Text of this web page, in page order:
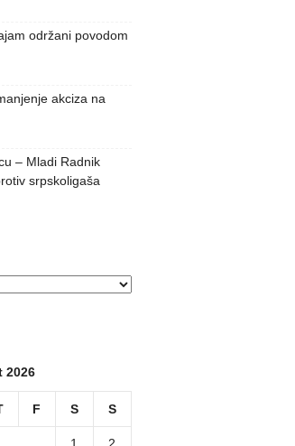
održani povodom
akciza na
– Mladi Radnik
srpskoligaša
2026
F S S
1 2